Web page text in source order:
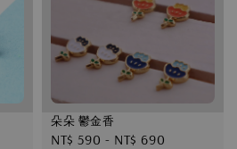
朵朵 鬱金香
Regular
NT$ 590 - NT$ 690